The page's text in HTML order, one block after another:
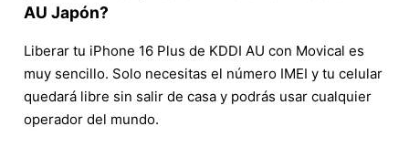
AU Japón?
Liberar tu iPhone 16 Plus de KDDI AU con Movical es
muy sencillo. Solo necesitas el número IMEI y tu celular
quedará libre sin salir de casa y podrás usar cualquier
operador del mundo.